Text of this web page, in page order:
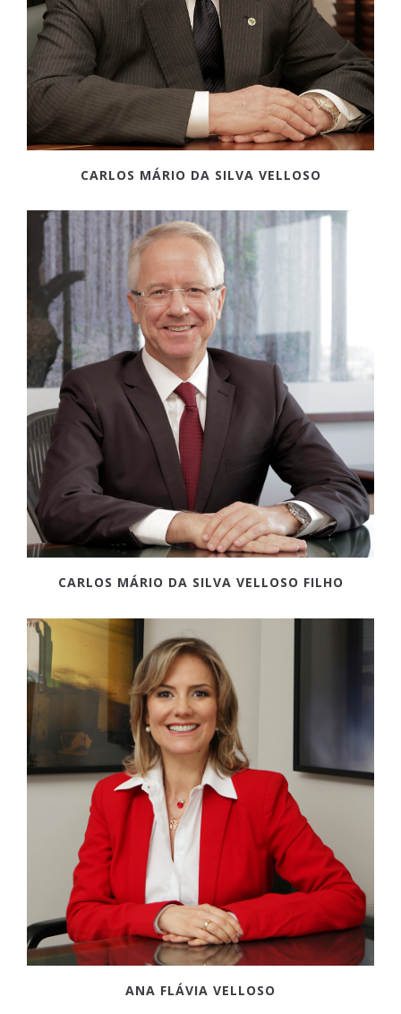
CARLOS MÁRIO DA SILVA VELLOSO
CARLOS MÁRIO DA SILVA VELLOSO FILHO
ANA FLÁVIA VELLOSO